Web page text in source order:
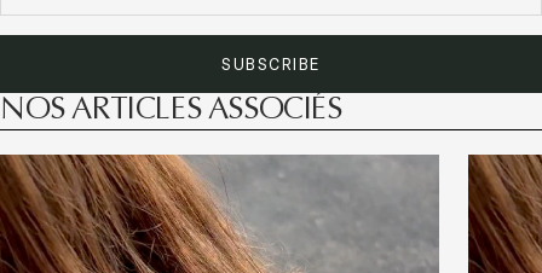
SUBSCRIBE
NOS ARTICLES ASSOCIÉS